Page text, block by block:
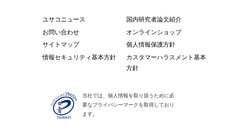
ユサコニュース
国内研究者論文紹介
お問い合わせ
オンラインショップ
サイトマップ
個人情報保護方針
情報セキュリティ基本方針
カスタマーハラスメント基本
方針
当社では、個人情報を取り扱うために必
要なプライバシーマークを取得しており
ます。